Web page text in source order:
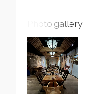
Photo gallery